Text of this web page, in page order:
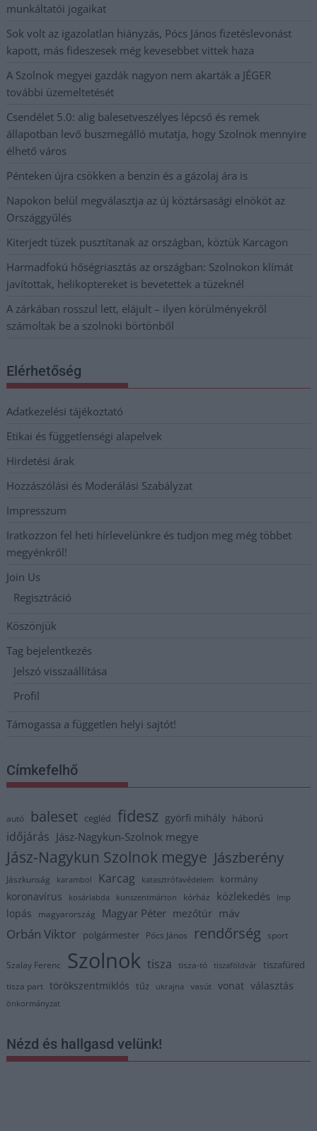
munkáltatói jogaikat
Sok volt az igazolatlan hiányzás, Pócs János fizetéslevonást
kapott, más fideszesek még kevesebbet vittek haza
A Szolnok megyei gazdák nagyon nem akarták a JÉGER
további üzemeltetését
Csendélet 5.0: alig balesetveszélyes lépcső és remek
állapotban levő buszmegálló mutatja, hogy Szolnok mennyire
élhető város
Pénteken újra csökken a benzin és a gázolaj ára is
Napokon belül megválasztja az új köztársasági elnököt az
Országgyűlés
Kiterjedt tüzek pusztítanak az országban, köztük Karcagon
Harmadfokú hőségriasztás az országban: Szolnokon klímát
javítottak, helikoptereket is bevetettek a tüzeknél
A zárkában rosszul lett, elájult – ilyen körülményekről
számoltak be a szolnoki börtönből
Elérhetőség
Adatkezelési tájékoztató
Etikai és függetlenségi alapelvek
Hirdetési árak
Hozzászólási és Moderálási Szabályzat
Impresszum
Iratkozzon fel heti hírlevelünkre és tudjon meg még többet
megyénkről!
Join Us
Regisztráció
Köszönjük
Tag bejelentkezés
Jelszó visszaállítása
Profil
Támogassa a független helyi sajtót!
Címkefelhő
autó baleset cegléd fidesz györfi mihály háború
időjárás Jász-Nagykun-Szolnok megye
Jász-Nagykun Szolnok megye Jászberény
Jászkunság karambol Karcag katasztrófavédelem kormány
koronavírus kosárlabda kunszentmárton kórház közlekedés lmp
lopás magyarország Magyar Péter mezőtúr máv
Orbán Viktor polgármester Pócs János rendőrség sport
Szalay Ferenc Szolnok tisza tisza-tó tiszaföldvár tiszafüred
tisza part törökszentmiklós tűz ukrajna vasút vonat választás
önkormányzat
Nézd és hallgasd velünk!